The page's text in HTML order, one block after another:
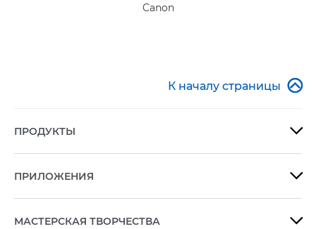
Canon
К началу страницы 
ПРОДУКТЫ 
ПРИЛОЖЕНИЯ 
МАСТЕРСКАЯ ТВОРЧЕСТВА 